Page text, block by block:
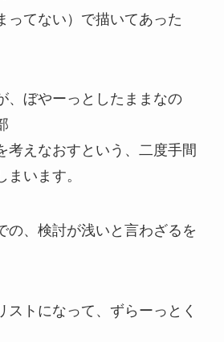
ってない）で描いてあった
、ぼやーっとしたままなの
考えなおすという、二度手間
います。
の、検討が浅いと言わざるを
ストになって、ずらーっとく